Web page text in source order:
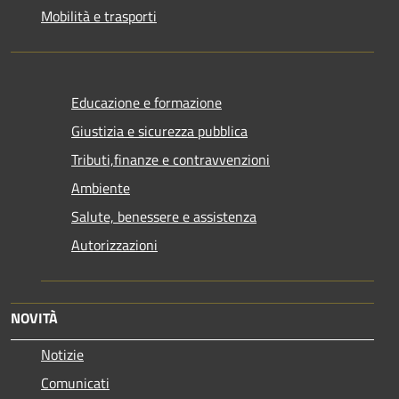
Mobilità e trasporti
Educazione e formazione
Giustizia e sicurezza pubblica
Tributi,finanze e contravvenzioni
Ambiente
Salute, benessere e assistenza
Autorizzazioni
NOVITÀ
Notizie
Comunicati